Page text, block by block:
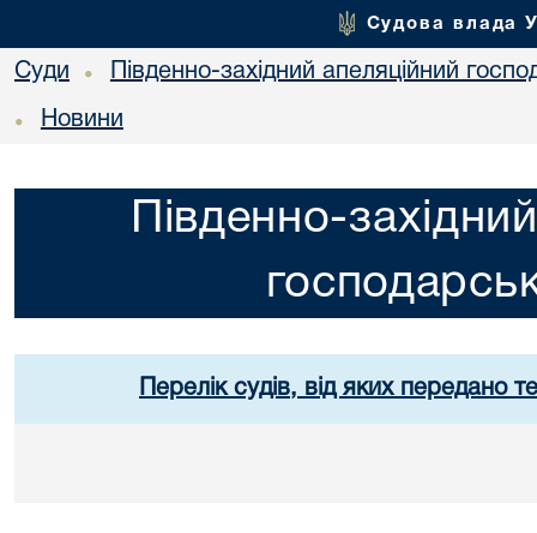
Судова влада
Суди • Південно-західний апеляційний
• Новини
Південно-
Перелік судів, від яких передано